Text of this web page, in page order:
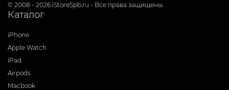
© 2008 - 2026 iStoreSpb.ru - Все права защищены.
Каталог
iPhone
Apple Watch
iPad
Airpods
Macbook